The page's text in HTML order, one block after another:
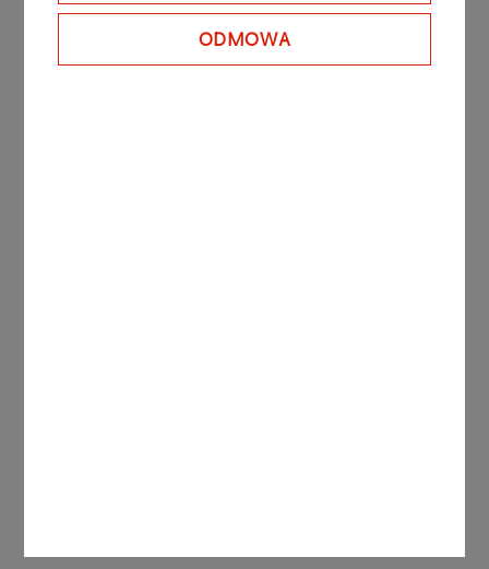
ODMOWA
Chcesz wiedzieć